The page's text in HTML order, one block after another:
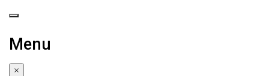
Menu
×